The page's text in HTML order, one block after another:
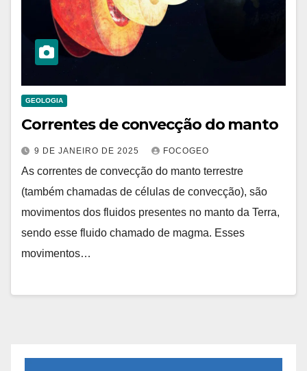
GEOLOGIA
Correntes de convecção do manto
9 DE JANEIRO DE 2025 FOCOGEO
As correntes de convecção do manto terrestre
(também chamadas de células de convecção), são
movimentos dos fluidos presentes no manto da Terra,
sendo esse fluido chamado de magma. Esses
movimentos…